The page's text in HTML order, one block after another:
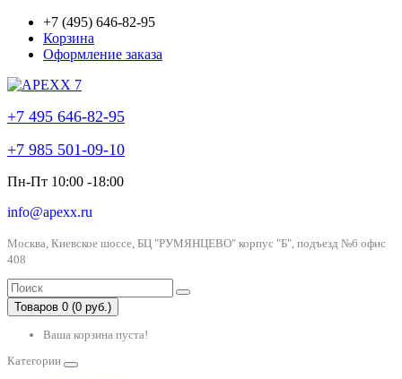
+7 (495) 646-82-95
Корзина
Оформление заказа
+7 495 646-82-95
+7 985 501-09-10
Пн-Пт 10:00 -18:00
info@apexx.ru
Москва, Киевское шоссе, БЦ "РУМЯНЦЕВО" корпус "Б", подъезд №6 офис
408
Товаров 0 (0 руб.)
Ваша корзина пуста!
Категории